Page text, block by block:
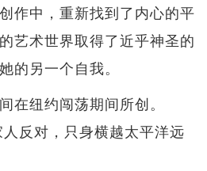
作中，重新找到了内心的平
艺术世界取得了近乎神圣的
的另一个自我。
在纽约闯荡期间所创。
反对，只身横越太平洋远